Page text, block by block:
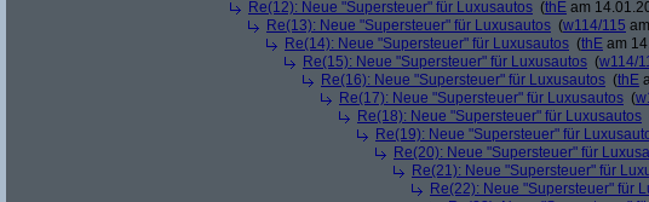
Re(12): Neue "Supersteuer" für Luxusautos (thE am
Re(13): Neue "Supersteuer" für Luxusautos (w114/115
Re(14): Neue "Supersteuer" für Luxusautos (thE am
Re(15): Neue "Supersteuer" für Luxusautos (w114/
Re(16): Neue "Supersteuer" für Luxusautos (thE
Re(17): Neue "Supersteuer" für Luxusautos (
Re(18): Neue "Supersteuer" für Luxusautos
Re(19): Neue "Supersteuer" für
Re(20): Neue "Supersteuer" für
Re(21): Neue "Supersteuer" für
Re(22): Neue "Supersteuer" für